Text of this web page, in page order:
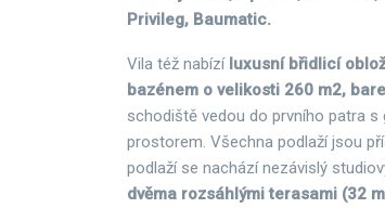
Privileg, Baumatic.
Vila též nabízíluxusní břidlicí
bazénem o velikosti 260 m2,
schodiště vedou do prvního patra s
prostorem. Všechna podlaží jsou
podlaží se nachází nezávislý
dvěma rozsáhlými terasami (32